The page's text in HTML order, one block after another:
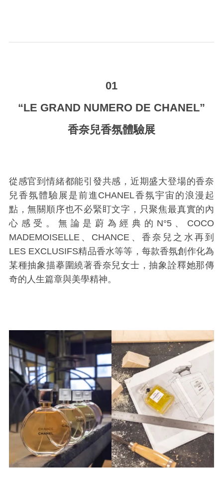
01
“LE GRAND NUMERO DE CHANEL”
香奈兒香氛體驗展
從感官到情緒都能引發共感，近期盛大登場的香奈
兒香氛體驗展是前進CHANEL香氛宇宙的浪漫起
點，無關順序也不必緊盯文字，只聚焦最真實的內
心感受。無論是蔚為經典的N°5、COCO
MADEMOISELLE、CHANCE、香奈兒之水再到
LES EXCLUSIFS精品香水等等，每款香氛創作化為
某種抽象描摹圍繞著香奈兒女士，抽象詮釋她那傳
奇的人生篇章與美學精神。